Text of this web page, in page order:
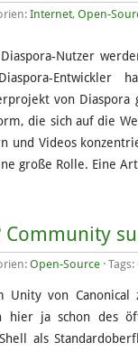
Internet, Open-
Nutzer
von Diaspora
die sich auf die
und Videos
große Rolle. Eine
Open-Source · Tags:
Unity von
hier ja schon des
Shell als